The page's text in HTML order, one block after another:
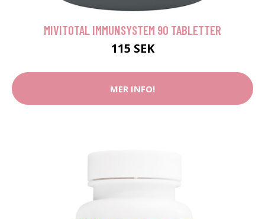
MIVITOTAL IMMUNSYSTEM 90 TABLETTER
115 SEK
MER INFO!